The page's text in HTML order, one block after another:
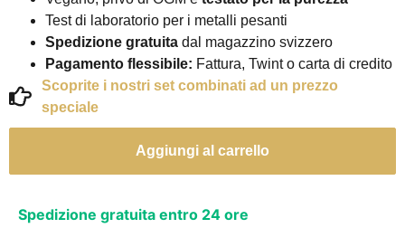
Test di laboratorio per i metalli pesanti
Spedizione gratuita dal magazzino svizzero
Pagamento flessibile: Fattura, Twint o carta di credito
Scoprite i nostri set combinati ad un prezzo
speciale
Aggiungi al carrello
Spedizione gratuita entro 24 ore